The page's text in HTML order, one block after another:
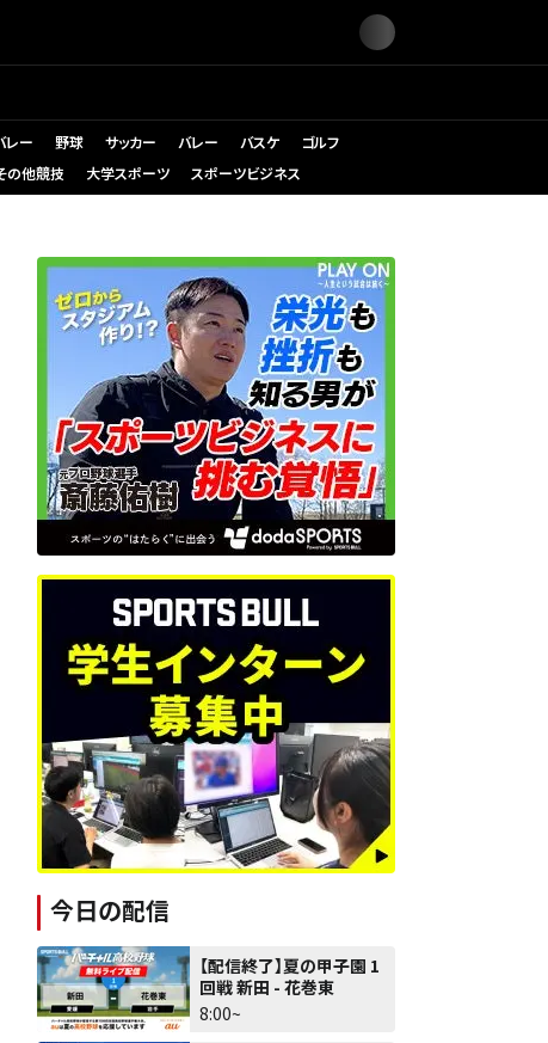
レー 野球 サッカー バレー バスケ
ゴルフ
の他競技 大学スポーツ スポーツビジネス
今日の配信
【配信終了】夏の甲子園 1
回戦 新田 - 花巻東
8:00~